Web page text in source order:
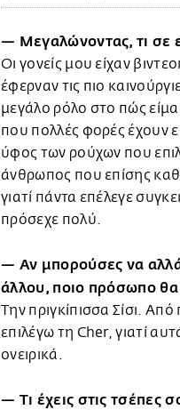
— Μεγαλώνοντας, τι σε
Οι γονείς μου είχαν
έφερναν τις πιο
μεγάλο ρόλο στο πώς
που πολλές φορές έχουν
ύφος των ρούχων που
άνθρωπος που επίσης
γιατί πάντα επέλεγε
πρόσεχε πολύ.
— Αν μπορούσες να
άλλου, ποιο πρόσωπο θα
Tην πριγκίπισσα Σίσι.
επιλέγω τη Cher, γιατί
ονειρικά.
— Τι έχεις στις τσέπες